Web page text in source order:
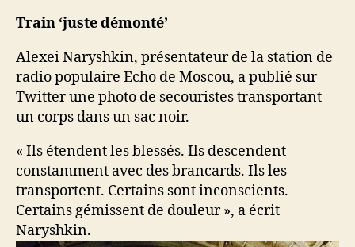
Train ‘juste démonté’
Alexei Naryshkin, présentateur de la station de
radio populaire Echo de Moscou, a publié sur
Twitter une photo de secouristes transportant
un corps dans un sac noir.
« Ils étendent les blessés. Ils descendent
constamment avec des brancards. Ils les
transportent. Certains sont inconscients.
Certains gémissent de douleur », a écrit
Naryshkin.